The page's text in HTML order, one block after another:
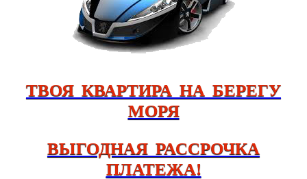
ТВОЯ КВАРТИРА НА БЕРЕГУ
МОРЯ
ВЫГОДНАЯ РАССРОЧКА
ПЛАТЕЖА!